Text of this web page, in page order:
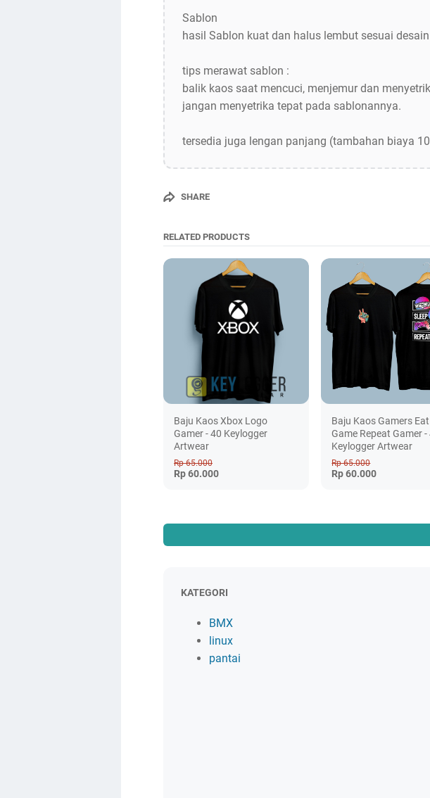
Sablon
hasil Sablon kuat dan halus lembut sesuai
tips merawat sablon :
balik kaos saat mencuci, menjemur dan
jangan menyetrika tepat pada sablonannya.
tersedia juga lengan panjang (tambahan biaya
SHARE
RELATED PRODUCTS
Baju Kaos Xbox Logo
Gamer - 40 Keylogger
Artwear
Rp 65.000
Rp 60.000
Baju Kaos Gamers Eat
Game Repeat Gamer -
Keylogger Artwear
Rp 65.000
Rp 60.000
KATEGORI
BMX
linux
pantai